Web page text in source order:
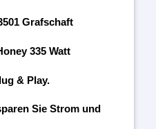
Grafschaft
335 Watt
& Play.
Sie Strom und